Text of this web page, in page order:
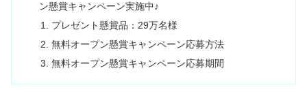
ン懸賞キャンペーン実施中♪
プレゼント懸賞品：29万名様
無料オープン懸賞キャンペーン応募方法
無料オープン懸賞キャンペーン応募期間